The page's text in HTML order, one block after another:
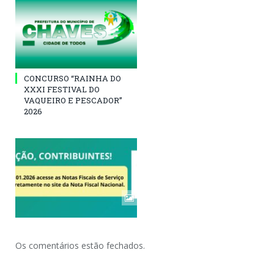
CONCURSO “RAINHA DO
XXXI FESTIVAL DO
VAQUEIRO E PESCADOR”
2026
Os comentários estão fechados.